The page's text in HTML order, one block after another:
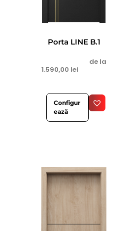
Porta LINE B.1
de la
1.590,00 lei
Configur
ează